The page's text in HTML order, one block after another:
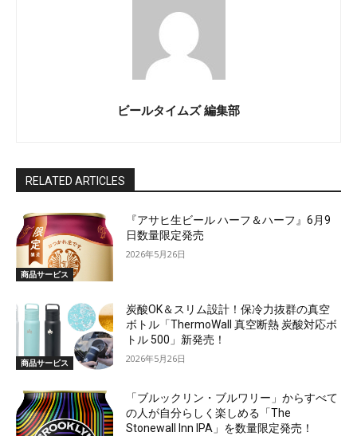
ビールタイムズ 編集部
RELATED ARTICLES
商品サービス
『アサヒ生ビール ハーフ＆ハーフ』6月9
日数量限定発売
2026年5月26日
商品サービス
炭酸OK＆スリム設計！保冷力抜群の真空
ボトル「ThermoWall 真空断熱 炭酸対応ボ
トル 500」新発売！
2026年5月26日
「ブルックリン・ブルワリー」からすべて
の人が自分らしく楽しめる「The
Stonewall Inn IPA」を数量限定発売！